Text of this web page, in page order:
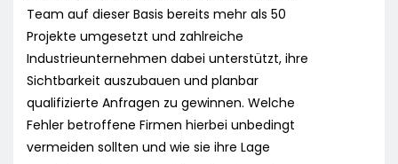
Team auf dieser Basis bereits mehr als 50
Projekte umgesetzt und zahlreiche
Industrieunternehmen dabei unterstützt, ihre
Sichtbarkeit auszubauen und planbar
qualifizierte Anfragen zu gewinnen. Welche
Fehler betroffene Firmen hierbei unbedingt
vermeiden sollten und wie sie ihre Lage